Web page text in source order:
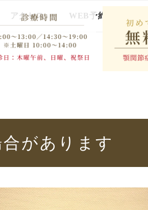
アクセス WEB予約
があります